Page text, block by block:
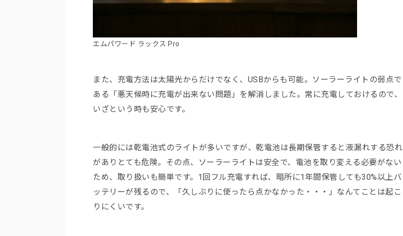
エムパワード ラックス Pro
また、充電方法は太陽光からだけでなく、USBからも可能。ソーラーライトの弱点で
ある「悪天候時に充電が出来ない問題」を解消しました。常に充電しておけるので、
いざという時も安心です。
一般的には乾電池式のライトが多いですが、乾電池は長期保管すると液漏れする恐れ
がありとても危険。その点、ソーラーライトは安全で、電池を取り変える必要がない
ため、取り扱いも簡単です。1回フル充電すれば、暗所に1年間保管しても30%以上バ
ッテリーが残るので、「久しぶりに使ったら点かなかった・・・」なんてことは起こ
りにくいです。